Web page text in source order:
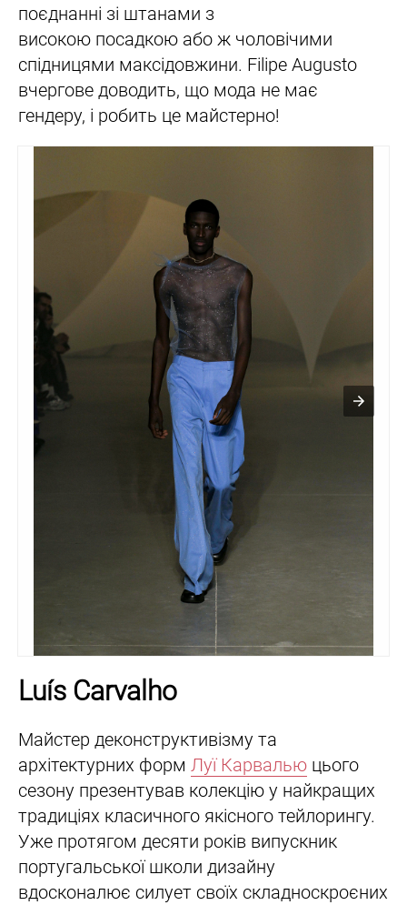
поєднанні зі штанами з
високою посадкою або ж чоловічими
спідницями максідовжини. Filipe Augusto
вчергове доводить, що мода не має
гендеру, і робить це майстерно!
Luís Carvalho
Майстер деконструктивізму та
архітектурних форм Луї Карвалью цього
сезону презентував колекцію у найкращих
традиціях класичного якісного тейлорингу.
Уже протягом десяти років випускник
португальської школи дизайну
вдосконалює силует своїх складноскроєних